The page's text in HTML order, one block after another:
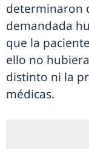
determinaron
demandada
que la
ello no
distinto ni la
médicas.